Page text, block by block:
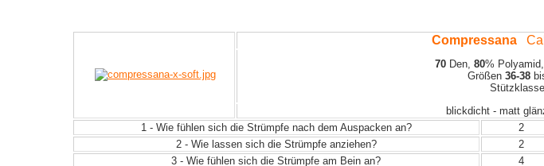
Compressana
70Den, 80% Polyamid,
Größen36-38
Stützklasse
blickdicht - matt
1 - Wie fühlen sich die Strümpfe nach dem Auspacken an? 2
2 - Wie lassen sich die Strümpfe anziehen?
2
3 - Wie fühlen sich die Strümpfe am Bein an?
4